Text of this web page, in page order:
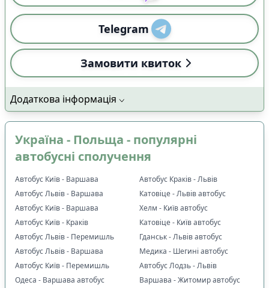
Telegram
Замовити квиток
Додаткова інформація
Україна - Польща - популярні
автобусні сполучення
Автобус Київ - Варшава
Автобус Львів - Варшава
Автобус Київ - Варшава
Автобус Київ - Краків
Автобус Львів - Перемишль
Автобус Львів - Варшава
Автобус Київ - Перемишль
Одеса - Варшава автобус
Автобус Краків - Львів
Катовіце - Львів автобус
Хелм - Київ автобус
Катовіце - Київ автобус
Гданськ - Львів автобус
Медика - Шегині автобус
Автобус Лодзь - Львів
Варшава - Житомир автобус